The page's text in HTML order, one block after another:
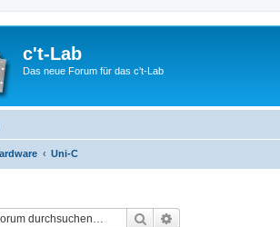
c't-Lab
Das neue Forum für das c't-Lab
Uni-C
Suche